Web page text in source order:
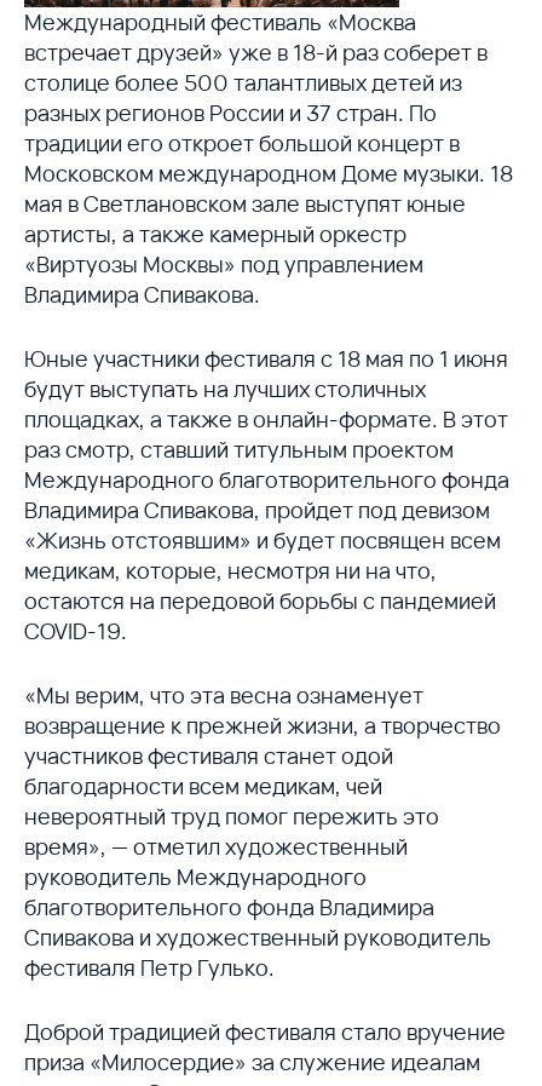
Международный фестиваль «Москва
встречает друзей» уже в 18-й раз соберет в
столице более 500 талантливых детей из
разных регионов России и 37 стран. По
традиции его откроет большой концерт в
Московском международном Доме музыки. 18
мая в Светлановском зале выступят юные
артисты, а также камерный оркестр
«Виртуозы Москвы» под управлением
Владимира Спивакова.
Юные участники фестиваля с 18 мая по 1 июня
будут выступать на лучших столичных
площадках, а также в онлайн-формате. В этот
раз смотр, ставший титульным проектом
Международного благотворительного фонда
Владимира Спивакова, пройдет под девизом
«Жизнь отстоявшим» и будет посвящен всем
медикам, которые, несмотря ни на что,
остаются на передовой борьбы с пандемией
COVID-19.
«Мы верим, что эта весна ознаменует
возвращение к прежней жизни, а творчество
участников фестиваля станет одой
благодарности всем медикам, чей
невероятный труд помог пережить это
время», — отметил художественный
руководитель Международного
благотворительного фонда Владимира
Спивакова и художественный руководитель
фестиваля Петр Гулько.
Доброй традицией фестиваля стало вручение
приза «Милосердие» за служение идеалам